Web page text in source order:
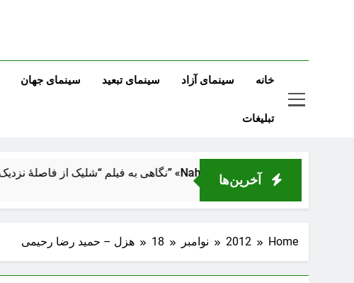
خانه سینمای آزاد سینمای تبعید سینمای جهان
تبلیغات
آخرین‌ها
Home
2012 نوامبر 18 هزل – حمید رضا رحیمی